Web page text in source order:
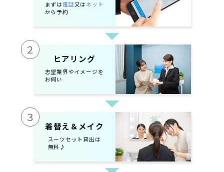
まずは 電話又は ネット
から予約
２
ヒアリング
志望業界やイメージを
お伺い
３
着替え＆メイク
スーツセット貸出は
無料♪